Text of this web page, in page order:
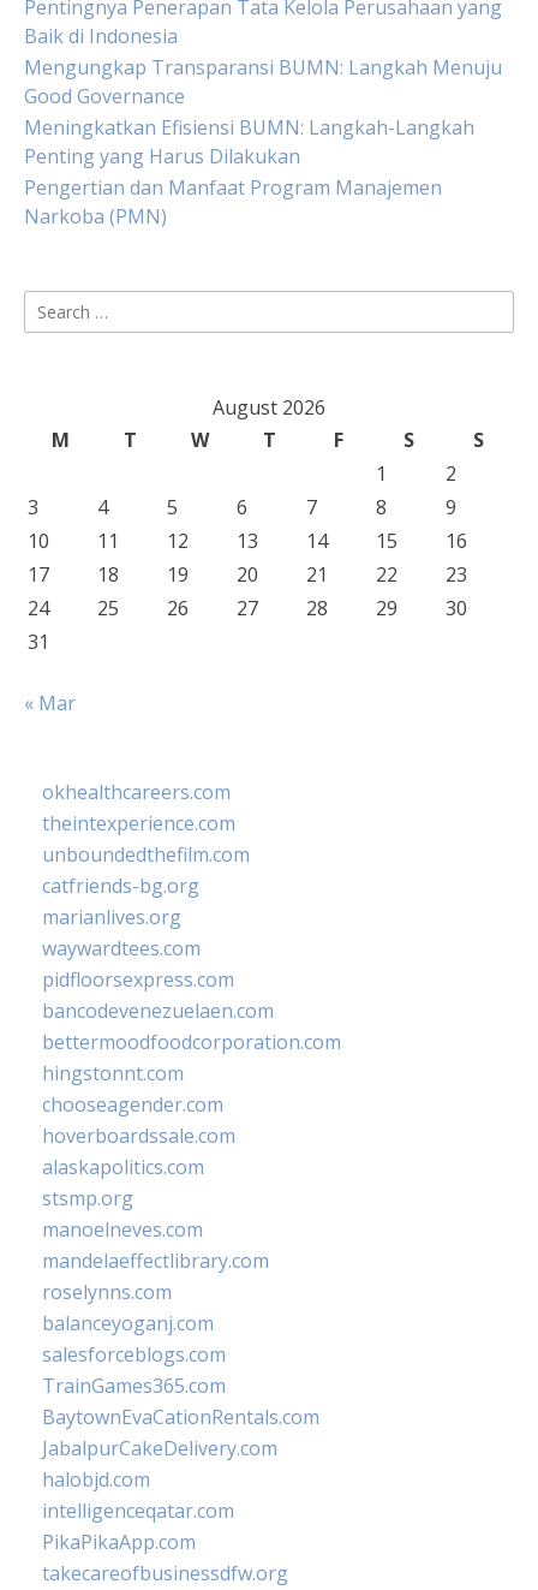
Pentingnya Penerapan Tata Kelola Perusahaan yang
Baik di Indonesia
Mengungkap Transparansi BUMN: Langkah Menuju
Good Governance
Meningkatkan Efisiensi BUMN: Langkah-Langkah
Penting yang Harus Dilakukan
Pengertian dan Manfaat Program Manajemen
Narkoba (PMN)
Search
for:
August 2026
M
T W T F S
S
1
2
3
4 5 6 7 8
9
10
11 12 13 14 15
16
17
18 19 20 21 22
23
24
25 26 27 28 29
30
31
« Mar
okhealthcareers.com
theintexperience.com
unboundedthefilm.com
catfriends-bg.org
marianlives.org
waywardtees.com
pidfloorsexpress.com
bancodevenezuelaen.com
bettermoodfoodcorporation.com
hingstonnt.com
chooseagender.com
hoverboardssale.com
alaskapolitics.com
stsmp.org
manoelneves.com
mandelaeffectlibrary.com
roselynns.com
balanceyoganj.com
salesforceblogs.com
TrainGames365.com
BaytownEvaCationRentals.com
JabalpurCakeDelivery.com
halobjd.com
intelligenceqatar.com
PikaPikaApp.com
takecareofbusinessdfw.org